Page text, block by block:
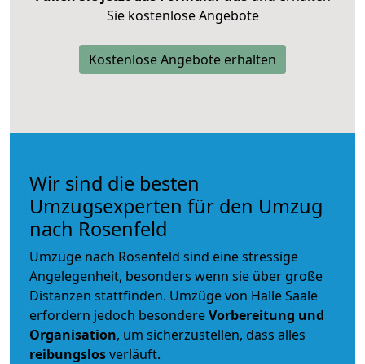
Sie kostenlose Angebote
Kostenlose Angebote erhalten
Wir sind die besten
Umzugsexperten für den Umzug
nach Rosenfeld
Umzüge nach Rosenfeld sind eine stressige
Angelegenheit, besonders wenn sie über große
Distanzen stattfinden. Umzüge von Halle Saale
erfordern jedoch besondereVorbereitung und
Organisation, um sicherzustellen, dass alles
reibungslosverläuft.